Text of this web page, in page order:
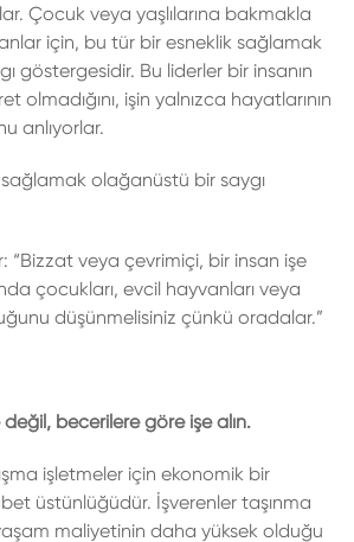
Çocuk veya yaşlılarına bakmakla
için, bu tür bir esneklik sağlamak
göstergesidir. Bu liderler bir insanın
olmadığını, işin yalnızca hayatlarının
anlıyorlar.
olağanüstü bir saygı
“Bizzat veya çevrimiçi, bir insan işe
çocukları, evcil hayvanları veya
düşünmelisiniz çünkü oradalar.”
becerilere göre işe alın.
işletmeler için ekonomik bir
üstünlüğüdür. İşverenler taşınma
maliyetinin daha yüksek olduğu